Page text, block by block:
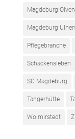
Magdeburg-
Magdeburg
Pflegebranche
Schackensleben
SC Magdeburg
Tangerhütte
Wolmirstedt